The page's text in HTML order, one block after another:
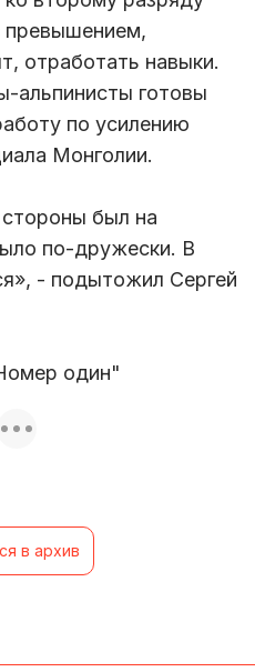
превышением,
отработать навыки.
альпинисты готовы
по усилению
Монголии.
был на
по-дружески. В
- подытожил Сергей
один"
в архив